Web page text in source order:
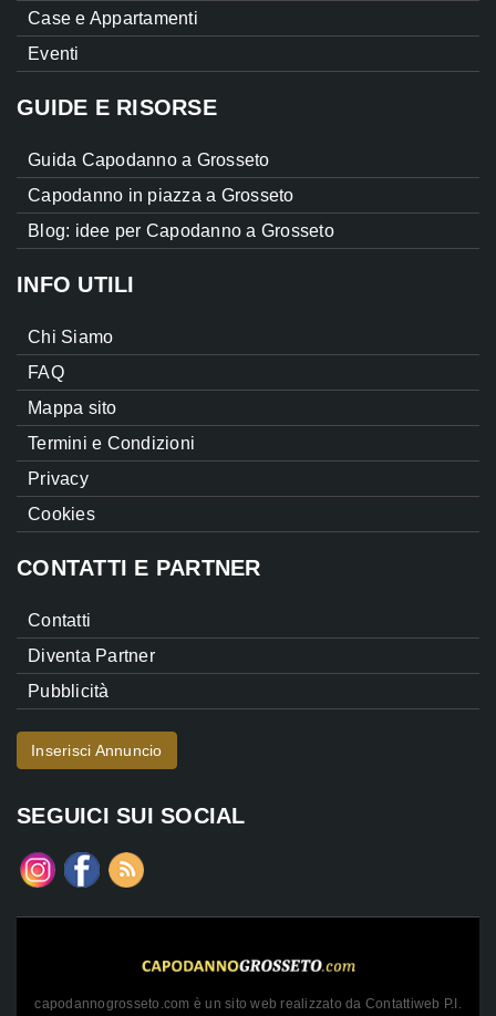
Case e Appartamenti
Eventi
GUIDE E RISORSE
Guida Capodanno a Grosseto
Capodanno in piazza a Grosseto
Blog: idee per Capodanno a Grosseto
INFO UTILI
Chi Siamo
FAQ
Mappa sito
Termini e Condizioni
Privacy
Cookies
CONTATTI E PARTNER
Contatti
Diventa Partner
Pubblicità
Inserisci Annuncio
SEGUICI SUI SOCIAL
capodannogrosseto.com è un sito web realizzato da Contattiweb P.I.